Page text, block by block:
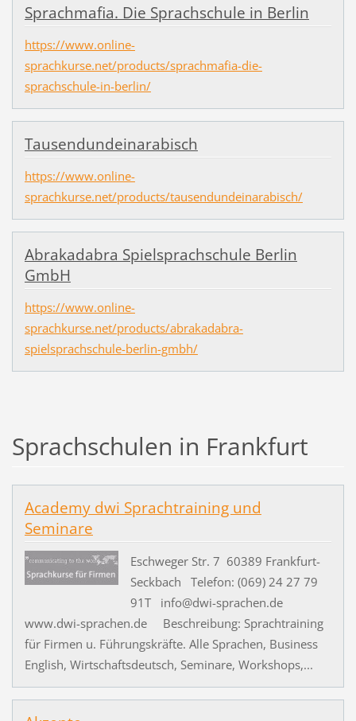
Sprachmafia. Die Sprachschule in Berlin
https://www.online-
sprachkurse.net/products/sprachmafia-die-
sprachschule-in-berlin/
Tausendundeinarabisch
https://www.online-
sprachkurse.net/products/tausendundeinarabisch/
Abrakadabra Spielsprachschule Berlin
GmbH
https://www.online-
sprachkurse.net/products/abrakadabra-
spielsprachschule-berlin-gmbh/
Sprachschulen in Frankfurt
Academy dwi Sprachtraining und
Seminare
Eschweger Str. 7 60389 Frankfurt-
Seckbach Telefon: (069) 24 27 79
91T info@dwi-sprachen.de
www.dwi-sprachen.de Beschreibung: Sprachtraining
für Firmen u. Führungskräfte. Alle Sprachen, Business
English, Wirtschaftsdeutsch, Seminare, Workshops,...